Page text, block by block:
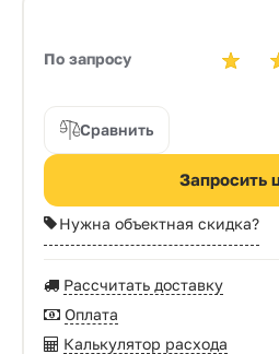
По запросу
Сравнить
Запросить
Нужна объектная скидка?
Рассчитать доставку
Оплата
Калькулятор расхода